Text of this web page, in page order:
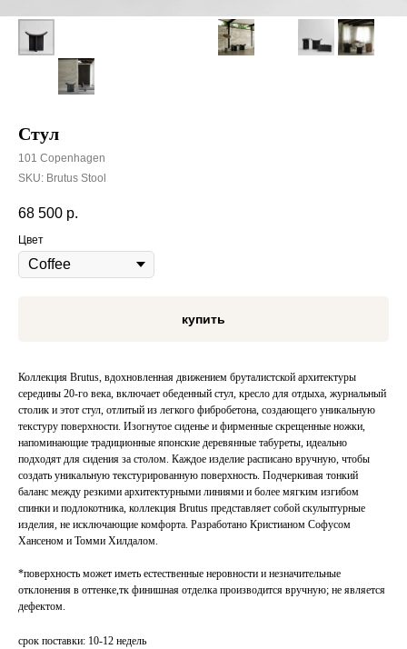
Стул
101 Copenhagen
SKU: Brutus Stool
68 500 р.
Цвет
купить
Коллекция Brutus, вдохновленная движением бруталистской архитектуры
середины 20-го века, включает обеденный стул, кресло для отдыха, журнальный
столик и этот стул, отлитый из легкого фибробетона, создающего уникальную
текстуру поверхности. Изогнутое сиденье и фирменные скрещенные ножки,
напоминающие традиционные японские деревянные табуреты, идеально
подходят для сидения за столом. Каждое изделие расписано вручную, чтобы
создать уникальную текстурированную поверхность. Подчеркивая тонкий
баланс между резкими архитектурными линиями и более мягким изгибом
спинки и подлокотника, коллекция Brutus представляет собой скульптурные
изделия, не исключающие комфорта. Разработано Кристианом Софусом
Хансеном и Томми Хилдалом.
*поверхность может иметь естественные неровности и незначительные
отклонения в оттенке,тк финишная отделка производится вручную; не является
дефектом.
срок поставки: 10-12 недель